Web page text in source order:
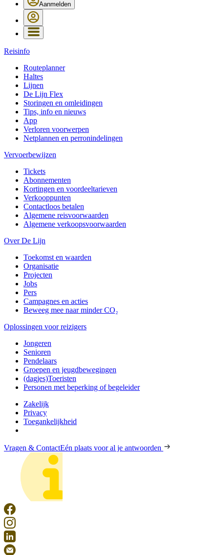
Aanmelden
Reisinfo
Routeplanner
Haltes
Lijnen
De Lijn Flex
Storingen en omleidingen
Tips, info en nieuws
App
Verloren voorwerpen
Netplannen en perronindelingen
Vervoerbewijzen
Tickets
Abonnementen
Kortingen en voordeeltarieven
Verkooppunten
Contactloos betalen
Algemene reisvoorwaarden
Algemene verkoopsvoorwaarden
Over De Lijn
Toekomst en waarden
Organisatie
Projecten
Jobs
Pers
Campagnes en acties
Beweeg mee naar minder CO₂
Oplossingen voor reizigers
Jongeren
Senioren
Pendelaars
Groepen en jeugdbewegingen
(dagjes)Toeristen
Personen met beperking of begeleider
Zakelijk
Privacy
Toegankelijkheid
Vragen & ContactEén plaats voor al je antwoorden